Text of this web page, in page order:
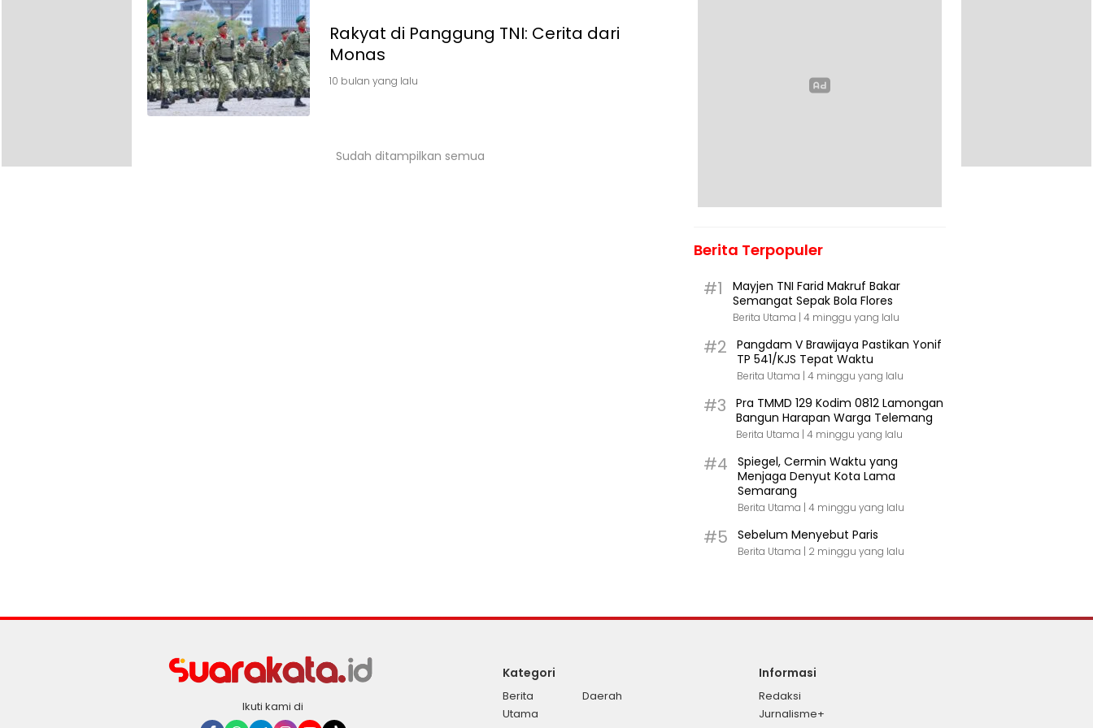
Rakyat di Panggung TNI: Cerita dari
Monas
10 bulan yang lalu
Sudah ditampilkan semua
Berita Terpopuler
#1
Mayjen TNI Farid Makruf Bakar
Semangat Sepak Bola Flores
Berita Utama | 4 minggu yang lalu
#2
Pangdam V Brawijaya Pastikan Yonif
TP 541/KJS Tepat Waktu
Berita Utama | 4 minggu yang lalu
#3
Pra TMMD 129 Kodim 0812 Lamongan
Bangun Harapan Warga Telemang
Berita Utama | 4 minggu yang lalu
#4
Spiegel, Cermin Waktu yang
Menjaga Denyut Kota Lama
Semarang
Berita Utama | 4 minggu yang lalu
#5 Sebelum Menyebut Paris
Berita Utama | 2 minggu yang lalu
Ikuti kami di
Kategori
Berita
Utama
Daerah
Informasi
Redaksi
Jurnalisme+